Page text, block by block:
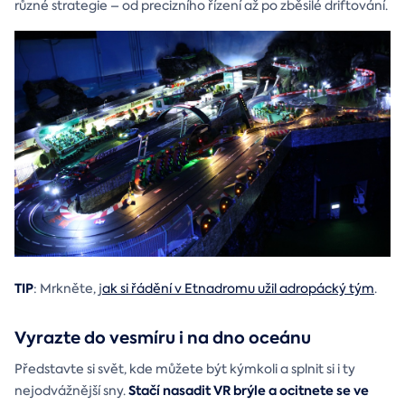
různé strategie – od precizního řízení až po zběsilé driftování.
TIP: Mrkněte, jak si řádění v Etnadromu užil adropácký tým.
Vyrazte do vesmíru i na dno oceánu
Představte si svět, kde můžete být kýmkoli a splnit si i ty
nejodvážnější sny.Stačí nasadit VR brýle a ocitnete se ve